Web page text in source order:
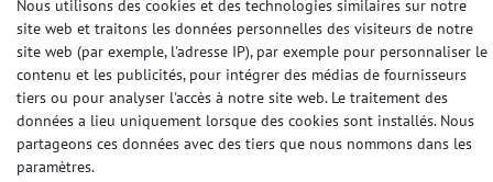
MODES DE PAIEMENT
DES MÉDIAS SOCIAUX
Nous utilisons des cookies et des technologies similaires sur notre
site web et traitons les données personnelles des visiteurs de notre
site web (par exemple, l'adresse IP), par exemple pour personnaliser le
contenu et les publicités, pour intégrer des médias de fournisseurs
tiers ou pour analyser l'accès à notre site web. Le traitement des
données a lieu uniquement lorsque des cookies sont installés. Nous
partageons ces données avec des tiers que nous nommons dans les
paramètres.